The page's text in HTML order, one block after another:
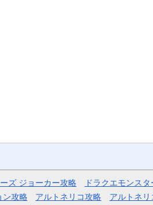
ズ ジョーカー攻略 ドラクエモンス
ン攻略 アルトネリコ攻略 アルトネリ